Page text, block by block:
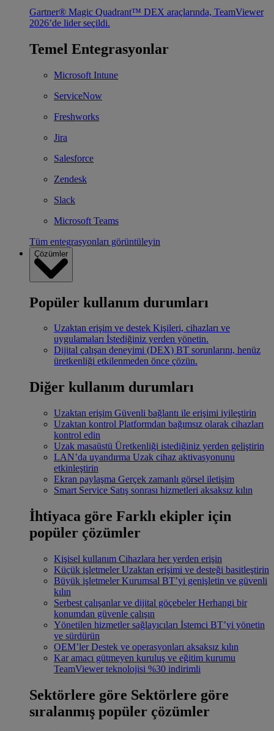
Gartner® Magic Quadrant™ DEX araçlarında, TeamViewer
2026’de lider seçildi.
Temel Entegrasyonlar
Microsoft Intune
ServiceNow
Freshworks
Jira
Salesforce
Zendesk
Slack
Microsoft Teams
Tüm entegrasyonları görüntüleyin
Çözümler
Popüler kullanım durumları
Uzaktan erişim ve destek Kişileri, cihazları ve
uygulamaları İstediğiniz yerden yönetin.
Dijital çalışan deneyimi (DEX) BT sorunlarını, henüz
üretkenliği etkilenmeden önce çözün.
Diğer kullanım durumları
Uzaktan erişim Güvenli bağlantı ile erişimi iyileştirin
Uzaktan kontrol Platformdan bağımsız olarak cihazları
kontrol edin
Uzak masaüstü Üretkenliği istediğiniz yerden geliştirin
LAN’da uyandırma Uzak cihaz aktivasyonunu
etkinleştirin
Ekran paylaşma Gerçek zamanlı görsel iletişim
Smart Service Satış sonrası hizmetleri aksaksız kılın
İhtiyaca göre Farklı ekipler için
popüler çözümler
Kişisel kullanım Cihazlara her yerden erişin
Küçük işletmeler Uzaktan erişimi ve desteği basitleştirin
Büyük işletmeler Kurumsal BT’yi genişletin ve güvenli
kılın
Serbest çalışanlar ve dijital göçebeler Herhangi bir
konumdan güvenle çalışın
Yönetilen hizmetler sağlayıcıları İstemci BT’yi yönetin
ve sürdürün
OEM’ler Destek ve operasyonları aksaksız kılın
Kar amacı gütmeyen kuruluş ve eğitim kurumu
TeamViewer teknolojisi %30 indirimli
Sektörlere göre Sektörlere göre
sıralanmış popüler çözümler